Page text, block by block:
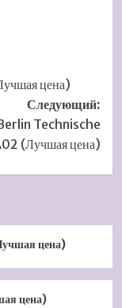
цена)
Следующий:
Technische
(Лучшая цена)
цена)
цена)